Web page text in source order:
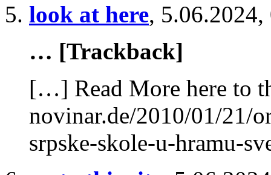
look at here, 5.06.2024,
… [Trackback]
[…] Read More here to
novinar.de/2010/01/21/
srpske-skole-u-hramu-